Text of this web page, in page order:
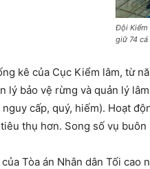
Đội Kiểm
giữ 74
kê của Cục Kiểm lâm, từ
lý bảo vệ rừng và quản lý
cấp, quý, hiếm). Hoạt
thụ hơn. Song số vụ
Tòa án Nhân dân Tối cao